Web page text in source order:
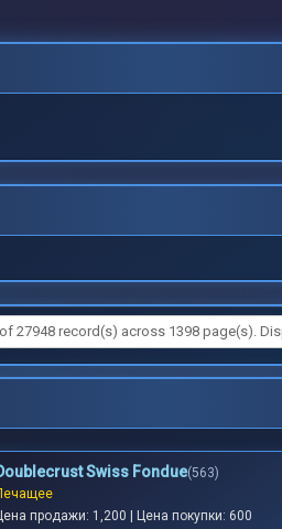
27948 record(s) across 1398 page(s).
Swiss Fondue(563)
продажи: 1,200 | Цена покупки: 600